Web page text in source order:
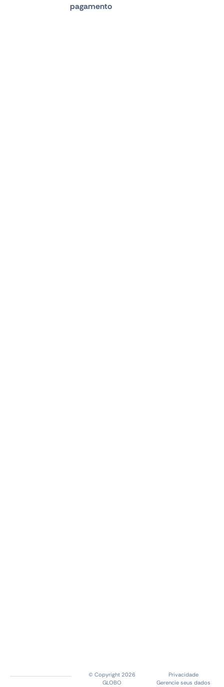
pagamento
© Copyright 2026
GLOBO
Privacidade
Gerencie seus dados